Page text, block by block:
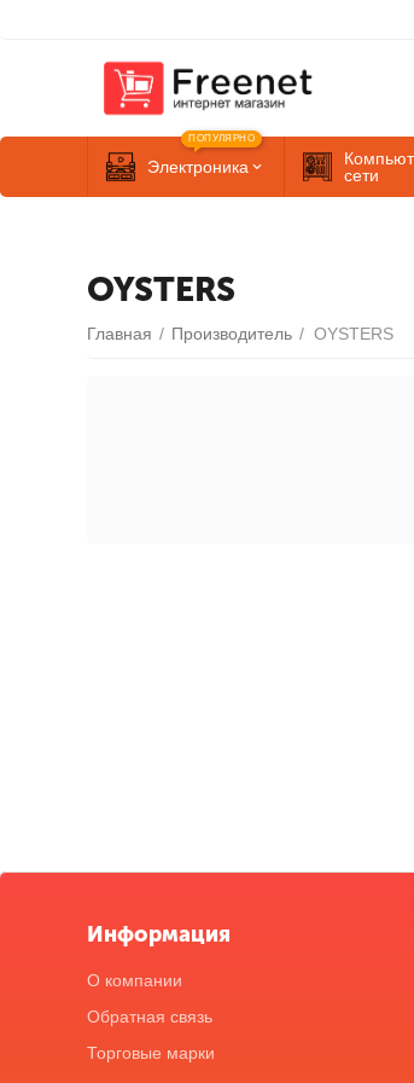
Электроника
ПОПУЛЯРНО
сети
OYSTERS
Главная / Производитель / OYSTERS
Информация
О компании
Обратная связь
Торговые марки